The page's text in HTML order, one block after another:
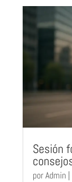
Sesión
porAdmin |